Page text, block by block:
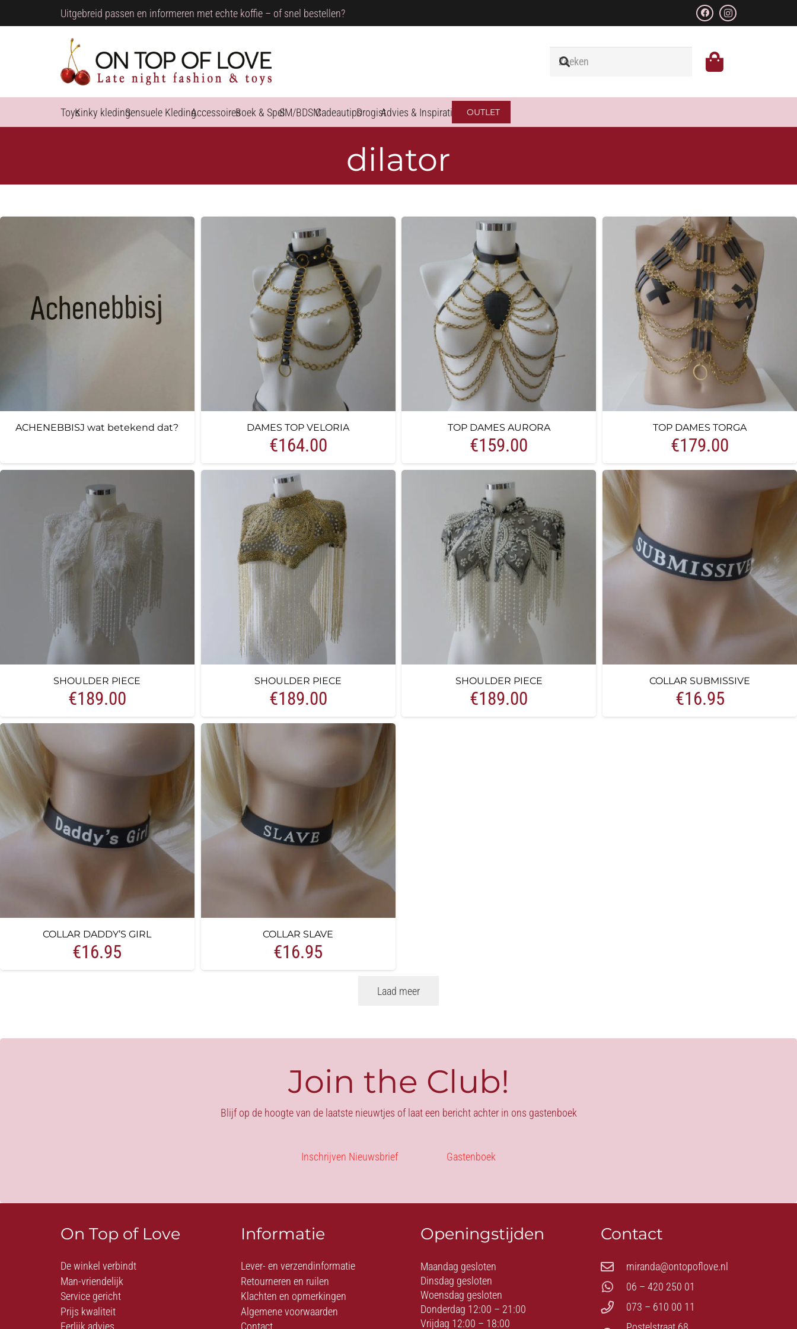
Uitgebreid passen en informeren met echte koffie – of snel bestellen?
ToysKinky kledingSensuele KledingAccessoiresBoek & SpelSM/BDSMCadeautipsDrogistAdvies & Inspiratie OUTLET
dilator
ACHENEBBISJ wat betekend dat? DAMES TOP VELORIA
€164.00
TOP DAMES AURORA
€159.00
TOP DAMES TORGA
€179.00
SHOULDER PIECE
€189.00
SHOULDER PIECE
€189.00
SHOULDER PIECE
€189.00
COLLAR SUBMISSIVE
€16.95
COLLAR DADDY’S GIRL
€16.95
COLLAR SLAVE
€16.95
Laad meer
Join the Club!
Blijf op de hoogte van de laatste nieuwtjes of laat een bericht achter in ons gastenboek
Inschrijven Nieuwsbrief Gastenboek
On Top of Love
De winkel verbindt
Man-vriendelijk
Service gericht
Prijs kwaliteit
Informatie
Lever- en verzendinformatie
Retourneren en ruilen
Klachten en opmerkingen
Algemene voorwaarden
Openingstijden
Maandag gesloten
Dinsdag gesloten
Woensdag gesloten
Donderdag 12:00 – 21:00
Vrijdag 12:00 – 18:00
Contact
miranda@ontopoflove.nl
06 – 420 250 01
073 – 610 00 11